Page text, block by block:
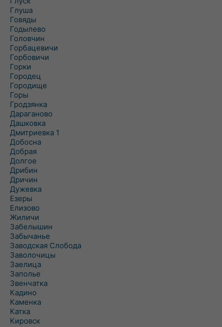
Глуша
Говяды
Годылево
Головчин
Горбацевичи
Горбовичи
Горки
Городец
Городище
Горы
Гродзянка
Дараганово
Дашковка
Дмитриевка 1
Добосна
Добрая
Долгое
Дрибин
Дричин
Дужевка
Езеры
Елизово
Жиличи
Забелышин
Забычанье
Заводская Слобода
Заволочицы
Заелица
Заполье
Звенчатка
Кадино
Каменка
Катка
Кировск